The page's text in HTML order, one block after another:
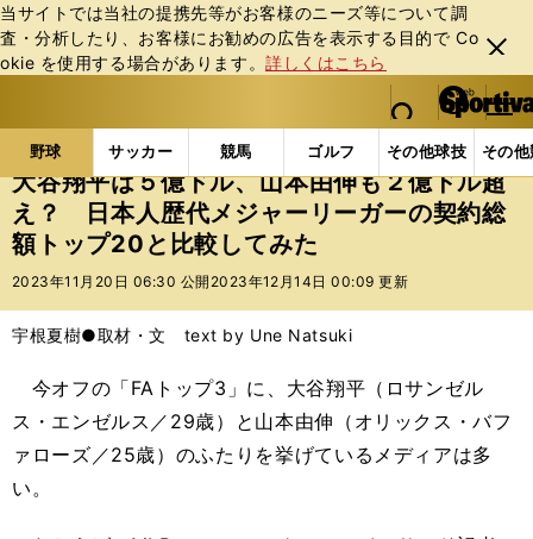
当サイトでは当社の提携先等がお客様のニーズ等について調
査・分析したり、お客様にお勧めの広告を表⽰する⽬的で Co
okie を使⽤する場合があります。詳しくはこちら
閉じ
る
web Sportiva (webスポルティーバ)
検索
マイペ
ー
ジ
メニュ
野球 サッカー 競馬 ゴルフ その他球技 その
b
ス
ポ
ル
テ
ー
バ
野球の記事一覧 MLB MLB 大谷翔平は５億ドル
大谷翔平は５億ドル、山本由伸も２億ドル超
え？ 日本人歴代メジャーリーガーの契約総
額トップ20と比較してみた
2023年11月20日 06:30 公開 2023年12月14日 00:09 更新
宇根夏樹●取材・文 text by Une Natsuki
今オフの「FAトップ3」に、大谷翔平（ロサンゼル
ス・エンゼルス／29歳）と山本由伸（オリックス・バフ
ァローズ／25歳）のふたりを挙げているメディアは多
い。